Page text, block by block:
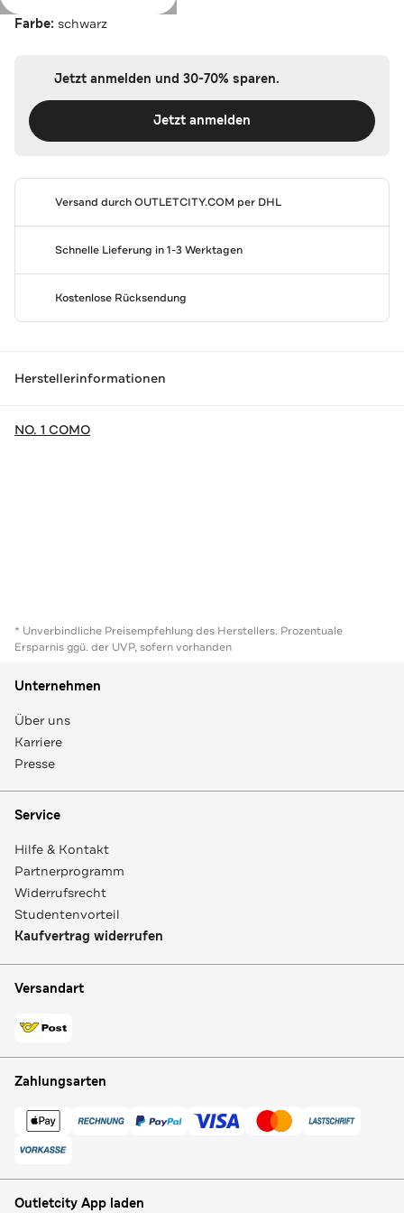
Farbe: schwarz
Jetzt anmelden und 30-70% sparen.
Jetzt anmelden
Versand durchOUTLETCITY.COM per DHL
Schnelle Lieferung in 1-3 Werktagen
Kostenlose Rücksendung
Herstellerinformationen
NO. 1 COMO
* Unverbindliche Preisempfehlung des Herstellers. Prozentuale
Ersparnis ggü. der UVP, sofern vorhanden
Unternehmen
Über uns
Karriere
Presse
Service
Hilfe & Kontakt
Partnerprogramm
Widerrufsrecht
Studentenvorteil
Kaufvertrag widerrufen
Versandart
Zahlungsarten
Outletcity App laden